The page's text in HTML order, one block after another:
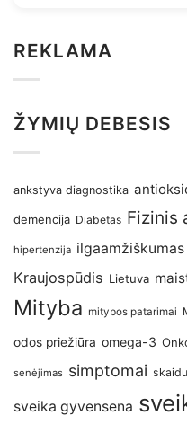
REKLAMA
ŽYMIŲ DEBESIS
ankstyva diagnostika
demencija Diabetas Fizinis
hipertenzija ilgaamžiškumas
Kraujospūdis Lietuva
Mityba mitybos patarimai
odos priežiūra omega-3
senėjimas simptomai
sveika gyvensena